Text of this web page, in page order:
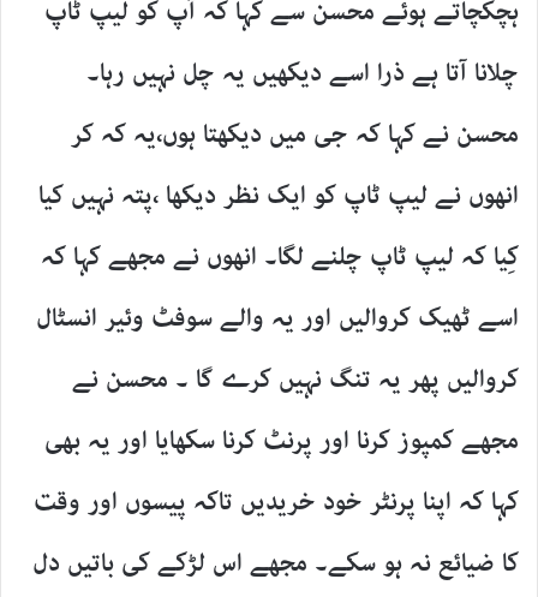
ہچکچاتے ہوئے محسن سے کہا کہ آپ کو لیپ ٹاپ
چلانا آتا ہے ذرا اسے دیکھیں یہ چل نہیں رہا۔
محسن نے کہا کہ جی میں دیکھتا ہوں،یہ کہ کر
انھوں نے لیپ ٹاپ کو ایک نظر دیکھا ،پتہ نہیں کیا
کِیا کہ لیپ ٹاپ چلنے لگا۔ انھوں نے مجھے کہا کہ
اسے ٹھیک کروالیں اور یہ والے سوفٹ وئیر انسٹال
کروالیں پھر یہ تنگ نہیں کرے گا ۔ محسن نے
مجھے کمپوز کرنا اور پرنٹ کرنا سکھایا اور یہ بھی
کہا کہ اپنا پرنٹر خود خریدیں تاکہ پیسوں اور وقت
کا ضیائع نہ ہو سکے۔ مجھے اس لڑکے کی باتیں دل